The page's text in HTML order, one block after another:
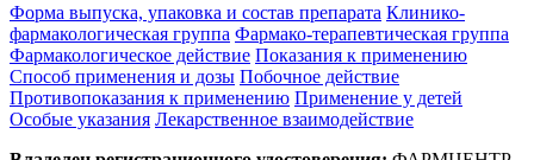
Форма выпуска, упаковка и состав препарата Клинико-
фармакологическая группа Фармако-терапевтическая группа
Фармакологическое действие Показания к применению
Способ применения и дозы Побочное действие
Противопоказания к применению Применение у детей
Особые указания Лекарственное взаимодействие